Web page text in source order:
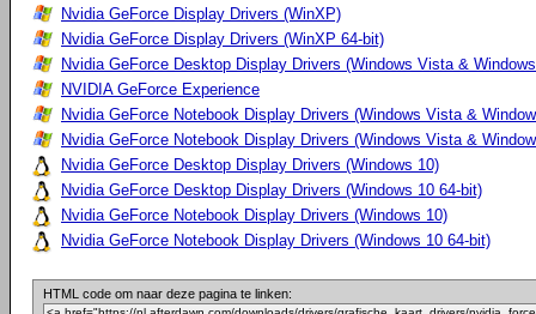
Nvidia GeForce Display Drivers (WinXP)
Nvidia GeForce Display Drivers (WinXP 64-bit)
Nvidia GeForce Desktop Display Drivers (Windows Vista &
NVIDIA GeForce Experience
Nvidia GeForce Notebook Display Drivers (Windows Vista &
Nvidia GeForce Notebook Display Drivers (Windows Vista &
Nvidia GeForce Desktop Display Drivers (Windows 10)
Nvidia GeForce Desktop Display Drivers (Windows 10 64-bit)
Nvidia GeForce Notebook Display Drivers (Windows 10)
Nvidia GeForce Notebook Display Drivers (Windows 10 64-bit)
HTML code om naar deze pagina te linken: